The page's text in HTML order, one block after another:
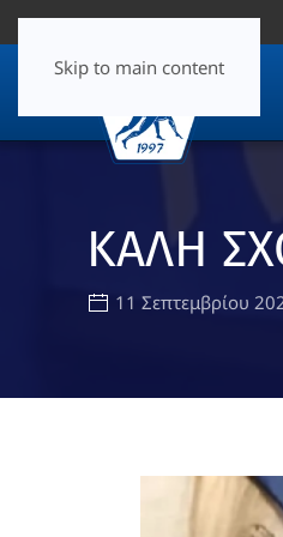
Skip to main content
ΚΑΛΗ
11 Σεπτεμβρίου